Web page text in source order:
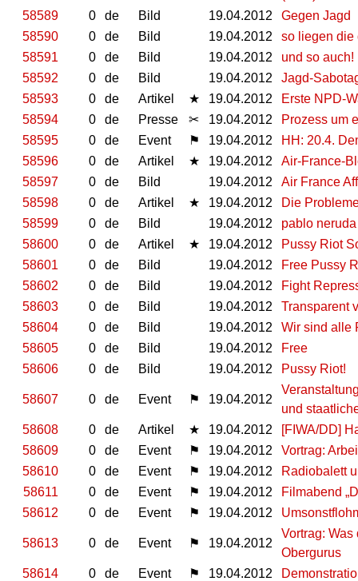
58589
0 de Bild 19.04.2012
Gegen Jagd
58590
0 de Bild 19.04.2012
so liegen die
58591
0 de Bild 19.04.2012
und so auch!
58592
0 de Bild 19.04.2012
Jagd-
58593
0 de Artikel ★ 19.04.2012
Erste NPD-
58594
0 de Presse ✂ 19.04.2012
Prozess um
58595
0 de Event ⚑ 19.04.2012
HH: 20.4.
58596
0 de Artikel ★ 19.04.2012
Air-France-
58597
0 de Bild 19.04.2012
Air France
58598
0 de Artikel ★ 19.04.2012
Die
58599
0 de Bild 19.04.2012
pablo neruda
58600
0 de Artikel ★ 19.04.2012
Pussy Riot
58601
0 de Bild 19.04.2012
Free Pussy
58602
0 de Bild 19.04.2012
Fight
58603
0 de Bild 19.04.2012
Transparent
58604
0 de Bild 19.04.2012
Wir sind alle
58605
0 de Bild 19.04.2012
Free
58606
0 de Bild 19.04.2012 Pussy Riot!
58607 0 de Event ⚑ 19.04.2012
und
58608
0 de Artikel ★ 19.04.2012
[FIWA/DD]
58609
0 de Event ⚑ 19.04.2012
Vortrag:
58610
0 de Event ⚑ 19.04.2012
Radiobalett
58611
0 de Event ⚑ 19.04.2012
Filmabend
58612
0 de Event ⚑ 19.04.2012
58613 0 de Event ⚑ 19.04.2012
Vortrag:
Obergurus
58614
0 de Event ⚑ 19.04.2012